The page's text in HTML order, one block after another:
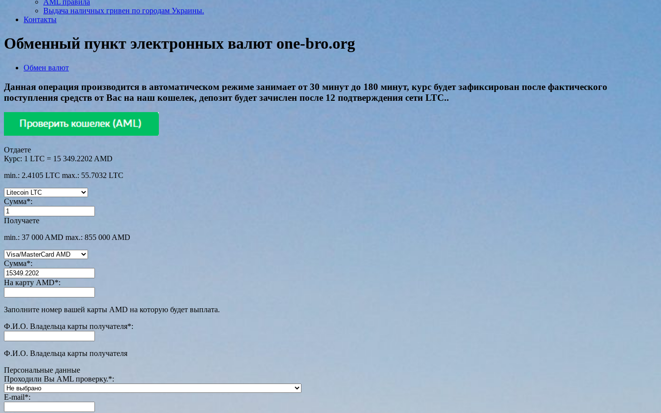
AML правила
Выдача наличных гривен по городам Украины.
Контакты
Обменный пункт электронных валют one-bro.org
Обмен валют
Данная операция производится в автоматическом режиме занимает от 30 минут до 180 минут, курс будет зафиксирован после фактического
поступления средств от Вас на наш кошелек, депозит будет зачислен после 12 подтверждения сети LTC..
Отдаете
Курс: 1 LTC = 15 349.2202 AMD
min.: 2.4105 LTC max.: 55.7032 LTC
Сумма*:
Получаете
min.: 37 000 AMD max.: 855 000 AMD
Сумма*:
На карту AMD*:
Заполните номер вашей карты AMD на которую будет выплата.
Ф.И.О. Владельца карты получателя*:
Ф.И.О. Владельца карты получателя
Персональные данные
Проходили Вы AML проверку.*:
E-mail*: